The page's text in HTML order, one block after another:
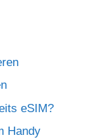
eSIM?
Handy